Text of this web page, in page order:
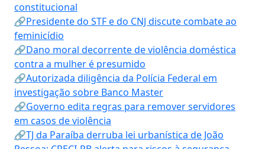
constitucional
🔗Presidente do STF e do CNJ discute combate ao
feminicídio
🔗Dano moral decorrente de violência doméstica
contra a mulher é presumido
🔗Autorizada diligência da Polícia Federal em
investigação sobre Banco Master
🔗Governo edita regras para remover servidores
em casos de violência
🔗TJ da Paraíba derruba lei urbanística de João